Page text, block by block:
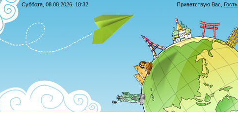
Суббота, 08.08.2026, 18:32 Приветствую Вас Гость